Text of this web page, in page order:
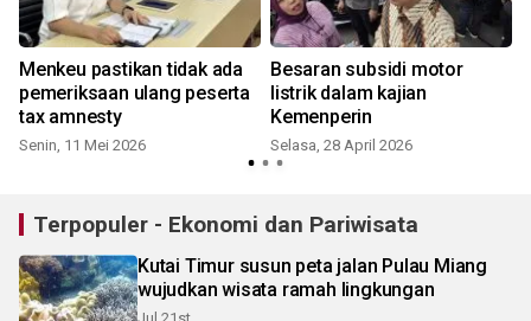
Menkeu pastikan tidak ada
pemeriksaan ulang peserta
tax amnesty
Senin, 11 Mei 2026
Besaran subsidi motor
listrik dalam kajian
Kemenperin
Selasa, 28 April 2026
Terpopuler - Ekonomi dan Pariwisata
Kutai Timur susun peta jalan Pulau Miang
wujudkan wisata ramah lingkungan